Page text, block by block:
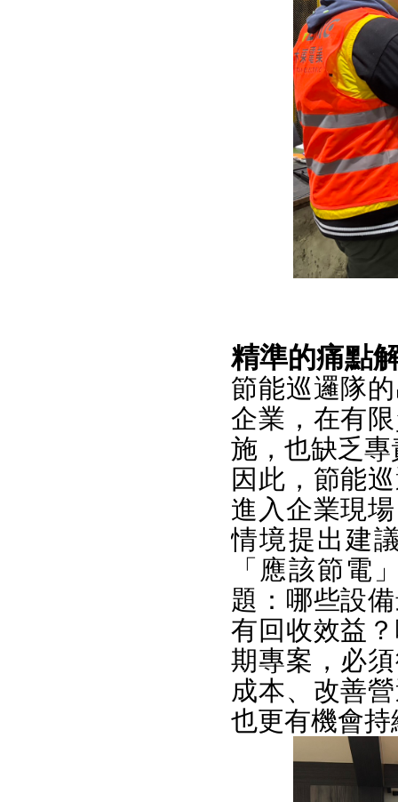
精準的痛點
節能巡邏隊
企業，在有
施，也缺乏
因此，節能
進入企業現
情境提出建
「應該節電
題：哪些設
有回收效益
期專案，必
成本、改善
也更有機會